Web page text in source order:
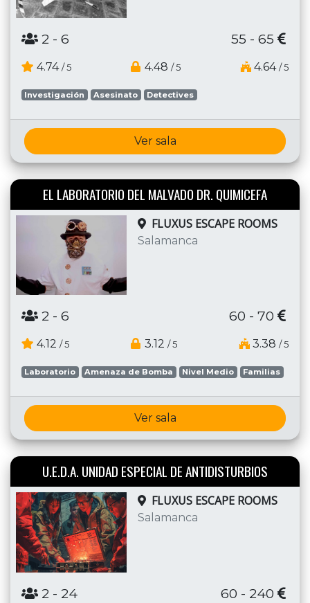
2 - 6 55 - 65
4.74 / 5 4.48 / 5 4.64 / 5
Investigación Asesinato Detectives
Ver sala
EL LABORATORIO DEL MALVADO DR. QUIMICEFA
FLUXUS ESCAPE ROOMS
Salamanca
2 - 6 60 - 70
4.12 / 5 3.12 / 5 3.38 / 5
Laboratorio Amenaza de Bomba Nivel Medio Familias
Ver sala
U.E.D.A. UNIDAD ESPECIAL DE ANTIDISTURBIOS
FLUXUS ESCAPE ROOMS
Salamanca
2 - 24 60 - 240